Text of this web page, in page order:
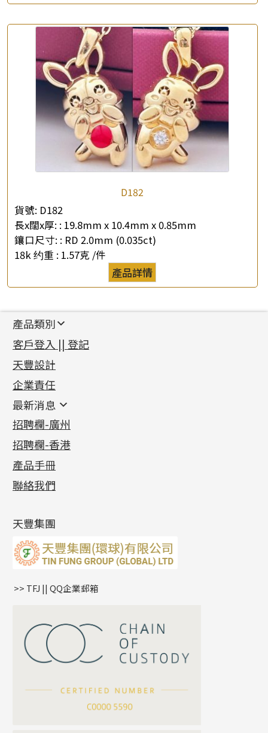
D182
貨號: D182
長x闊x厚: : 19.8mm x 10.4mm x 0.85mm
鑲口尺寸: : RD 2.0mm (0.035ct)
18k 约重 : 1.57克 /件
產品詳情
公司名稱
產品類別
新產品
足金系列
足金配件
機織鏈系列
珠仔鏈
镶口链
管狀網鏈
十字車花鏈系列
十字閃O鏈系列
十字錘打鏈系列
側身車花鏈系列
側身鏈系列
雙十字鏈系列
水波鏈系列
蛇骨鏈系列
鏈尾系列
嘴唇鏈系列
S車花鏈系列
珍珠鏈系列
坦克鏈系列
滿天星鏈系列
方假繩鏈系列
首飾配件
耳環類配件
卷迫系列
螺絲迫系列
梅花迫系列
平臺迫系列
綫拍系列
美拍系列
耳環扣系列
耳綫/耳鈎系列
耳環爪頭
耳環
鏈類配件
動感車花吊墜
調節珠系列
生圈扣系列
龍蝦扣系列
鴨俐制系列
字母吊墜
相盒吊墜
項鏈吊墜
生肖吊墜
星座吊墜
珠扣
其他類配件
珠盤系列
袖口鈕系列
焊片及鐳射綫
空心車花管
珠類配件
無孔光身珠
空心光身珠
無孔批花珠
鑲口類
四爪頭系列
六爪頭系列
車花片
動感車花片
鑲口戒指
鑲口手鏈系列
首飾系列
手镯系列
戒指系列
空心耳環
空心车花管首饰链
空心手鐲系列
貴金屬原料
千足金
記憶金屬系列
記憶戒指
拉簧珠珠手鏈
記憶鈦手鐲
客戶登入 || 登記
天豐設計
企業責任
最新消息
最新消息
各項證書(2)
相片集(9)
展覽會資訊
最新產品資訊
招聘欄-廣州
招聘欄-香港
產品手冊
聯絡我們
天豐集團
>> TFJ || QQ企業郵箱